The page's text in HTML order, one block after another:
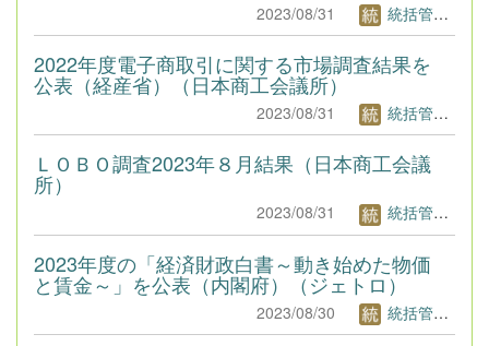
2023/08/31 統括管理者1
2022年度電子商取引に関する市場調査結果を
公表（経産省）（日本商工会議所）
2023/08/31 統括管理者1
ＬＯＢＯ調査2023年８月結果（日本商工会議
所）
2023/08/31 統括管理者1
2023年度の「経済財政白書～動き始めた物価
と賃金～」を公表（内閣府）（ジェトロ）
2023/08/30 統括管理者1